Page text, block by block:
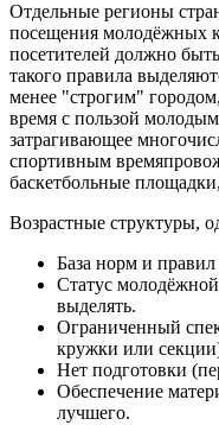
Отдельные регионы
посещения молодёжных
посетителей должно
такого правила
менее "строгим"
время с пользой
затрагивающее
спортивным
баскетбольные
Возрастные структуры,
База норм и правил
Статус молодёжной
выделять.
Ограниченный
кружки или
Нет подготовки
Обеспечение
лучшего.